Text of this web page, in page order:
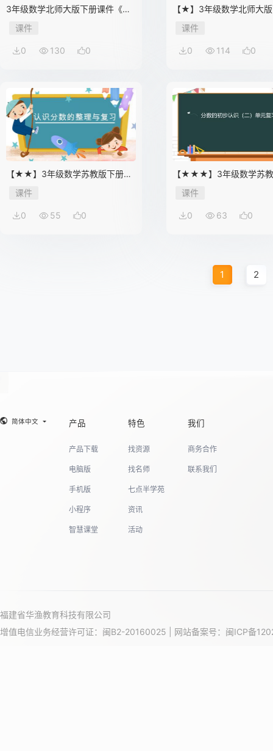
3年级数学北师大版下册课件《总
复习——图形与测量》（共19张
PPT）
课件
0 130 0
【★】3年级数学北师大
件第七单元《快乐成长》
课件
0 114 0
【★★】3年级数学苏教版下册课
件第7单元《单元复习》
课件
0 55 0
【★★★】3年级数学苏
课件第7单元《单元复习》
课件
0 63 0
1 2
简体中文 产品
产品下载
电脑版
手机版
小程序
智慧课堂
特色
找资源
找名师
七点半学苑
资讯
活动
我们
商务合作
联系我们
福建省华渔教育科技有限公司
增值电信业务经营许可证：闽B2-20160025 | 网站备案号： 闽ICP备